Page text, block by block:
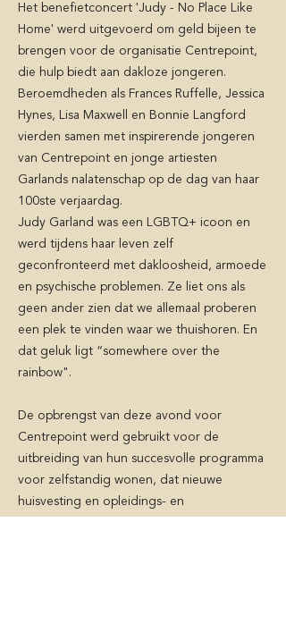
H et benefietconcert 'Judy - No Place Like
Home' werd uitgevoerd om geld bijeen te
brengen voor de organisatie Centrepoint,
die hulp biedt aan dakloze jongeren.
Beroemdheden als Frances Ruffelle, Jessica
Hynes, Lisa Maxwell en Bonnie Langford
vierden samen met inspirerende jongeren
van Centrepoint en jonge artiesten
Garlands nalatenschap op de dag van haar
100ste verjaardag.
Judy Garland was een LGBTQ+ icoon en
werd tijdens haar leven zelf
geconfronteerd met dakloosheid, armoede
en psychische problemen. Ze liet ons als
geen ander zien dat we allemaal proberen
een plek te vinden waar we thuishoren. En
dat geluk ligt “somewhere over the
rainbow".
De opbrengst van deze avond voor
Centrepoint werd gebruikt voor de
uitbreiding van hun succesvolle programma
voor zelfstandig wonen, dat nieuwe
huisvesting en opleidings- en